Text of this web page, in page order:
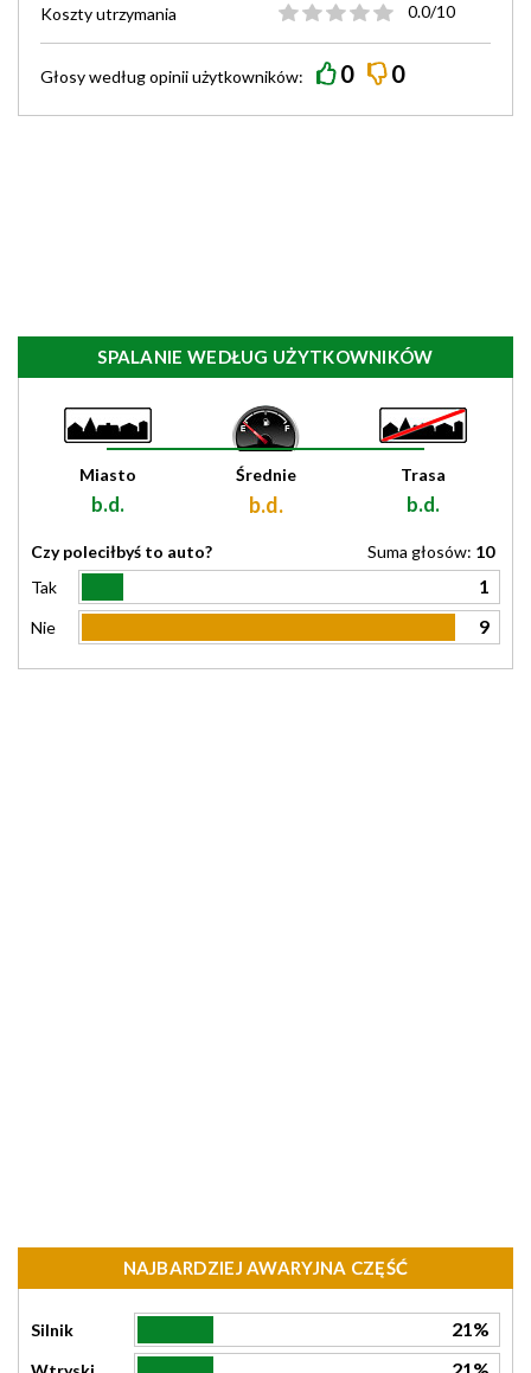
Koszty utrzymania
0.0/10
Głosy wedługopiniiużytkowników: 0 0
SPALANIE WEDŁUG UŻYTKOWNIKÓW
Miasto
b.d.
Średnie
b.d.
Trasa
b.d.
Czy poleciłbyś to auto? Suma głosów: 10
Tak
1
Nie 9
NAJBARDZIEJ AWARYJNA CZĘŚĆ
Silnik 21%